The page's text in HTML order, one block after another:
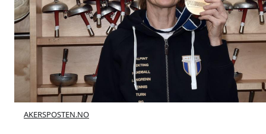
AKERSPOSTEN.NO